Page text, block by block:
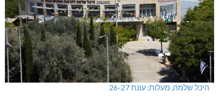
היכל שלמה, מעלות: עונת 26-27